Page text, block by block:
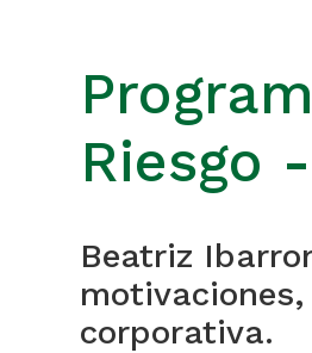
Riesgo
Beatriz
corporativa.